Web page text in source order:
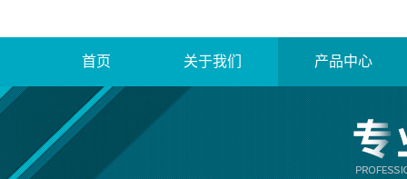
首页 关于我们 产品中心